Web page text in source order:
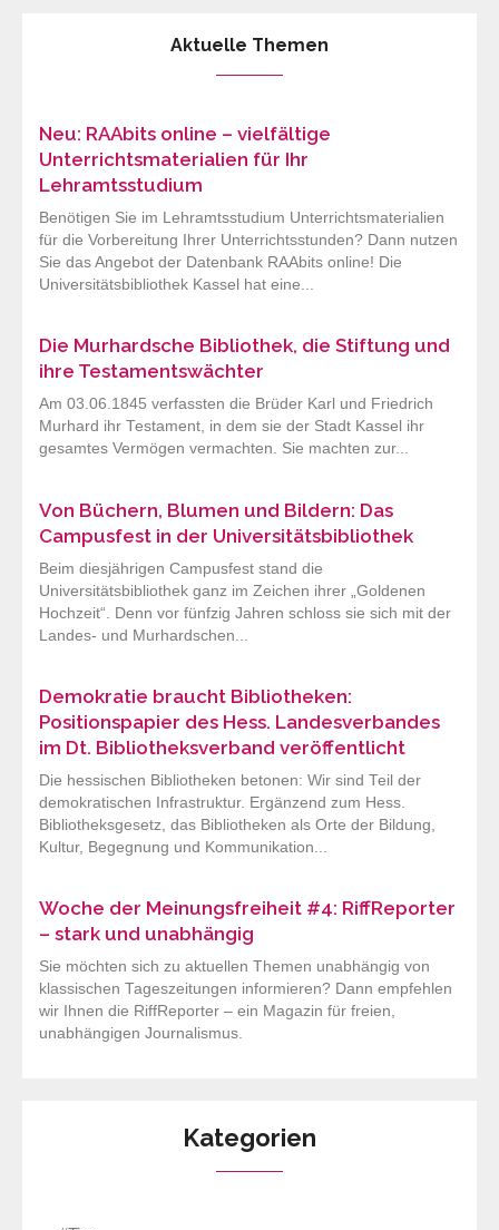
Aktuelle Themen
Neu: RAAbits online – vielfältige
Unterrichtsmaterialien für Ihr
Lehramtsstudium
Benötigen Sie im Lehramtsstudium Unterrichtsmaterialien
für die Vorbereitung Ihrer Unterrichtsstunden? Dann nutzen
Sie das Angebot der Datenbank RAAbits online! Die
Universitätsbibliothek Kassel hat eine...
Die Murhardsche Bibliothek, die Stiftung und
ihre Testamentswächter
Am 03.06.1845 verfassten die Brüder Karl und Friedrich
Murhard ihr Testament, in dem sie der Stadt Kassel ihr
gesamtes Vermögen vermachten. Sie machten zur...
Von Büchern, Blumen und Bildern: Das
Campusfest in der Universitätsbibliothek
Beim diesjährigen Campusfest stand die
Universitätsbibliothek ganz im Zeichen ihrer „Goldenen
Hochzeit“. Denn vor fünfzig Jahren schloss sie sich mit der
Landes- und Murhardschen...
Demokratie braucht Bibliotheken:
Positionspapier des Hess. Landesverbandes
im Dt. Bibliotheksverband veröffentlicht
Die hessischen Bibliotheken betonen: Wir sind Teil der
demokratischen Infrastruktur. Ergänzend zum Hess.
Bibliotheksgesetz, das Bibliotheken als Orte der Bildung,
Kultur, Begegnung und Kommunikation...
Woche der Meinungsfreiheit #4: RiffReporter
– stark und unabhängig
Sie möchten sich zu aktuellen Themen unabhängig von
klassischen Tageszeitungen informieren? Dann empfehlen
wir Ihnen die RiffReporter – ein Magazin für freien,
unabhängigen Journalismus.
Kategorien